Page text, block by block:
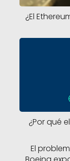
¿El
¿Por qué
El